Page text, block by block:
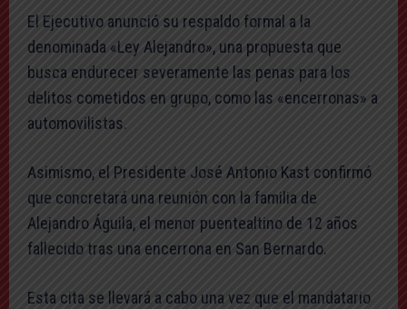
El Ejecutivo anunció su respaldo formal a la
denominada «Ley Alejandro», una propuesta que
busca endurecer severamente las penas para los
delitos cometidos en grupo, como las «encerronas» a
automovilistas.
Asimismo, el Presidente José Antonio Kast confirmó
que concretará una reunión con la familia de
Alejandro Águila, el menor puentealtino de 12 años
fallecido tras una encerrona en San Bernardo.
Esta cita se llevará a cabo una vez que el mandatario